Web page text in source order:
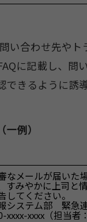
い合わせ先やト
に記載し、問
きるように誘
例）
なメールが届いた
すみやかに上司と
してください。
システム部 緊急
xxxx-xxxx（担当者